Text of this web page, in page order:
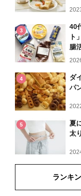
3
40
ト
腸
4
ダ
パ
5
夏
太
ランキ